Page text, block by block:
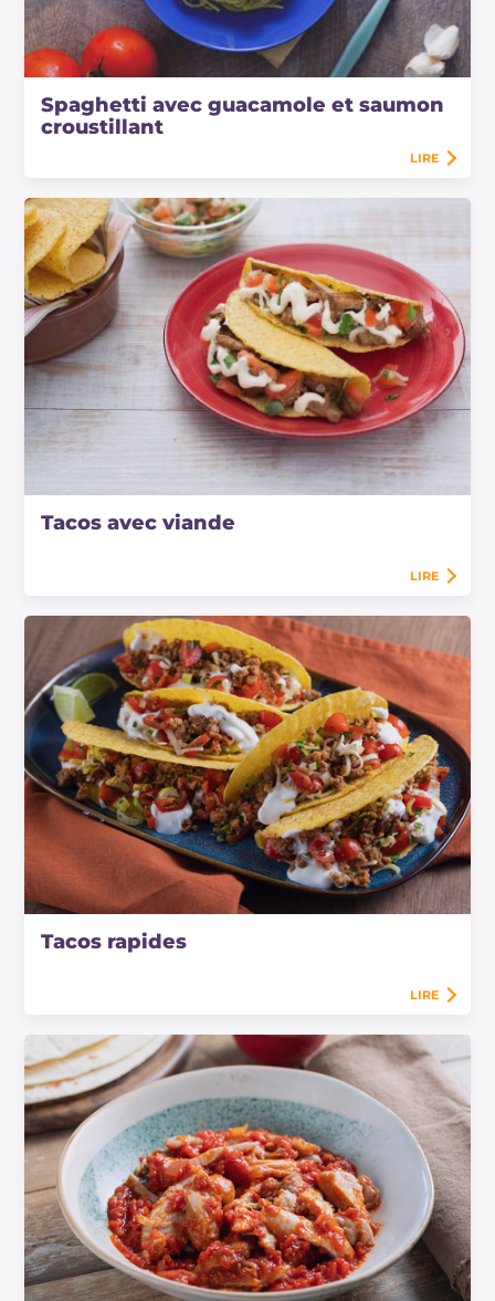
Spaghetti avec guacamole et saumon
croustillant
LIRE
Tacos avec viande
LIRE
Tacos rapides
LIRE